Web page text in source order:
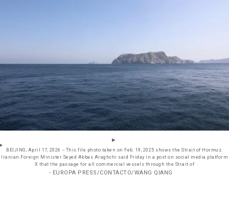
BEIJING, April 17, 2026 -- This file photo taken on Feb. 19, 2025 shows the Strait of Hormuz.
Iranian Foreign Minister Seyed Abbas Araghchi said Friday in a post on social media platform
X that the passage for all commercial vessels through the Strait of
- EUROPA PRESS/CONTACTO/WANG QIANG